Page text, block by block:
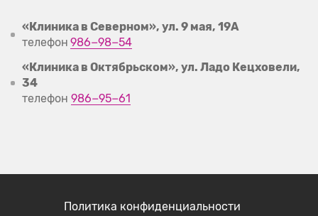
«Клиника в Северном», ул. 9 мая, 19А
телефон 986−98−54
«Клиника в Октябрьском», ул. Ладо Кецховели,
34
телефон 986−95−61
Политика конфиденциальности